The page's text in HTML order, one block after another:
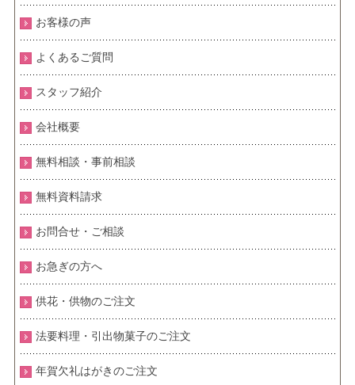
お客様の声
よくあるご質問
スタッフ紹介
会社概要
無料相談・事前相談
無料資料請求
お問合せ・ご相談
お急ぎの方へ
供花・供物のご注文
法要料理・引出物菓子のご注文
年賀欠礼はがきのご注文